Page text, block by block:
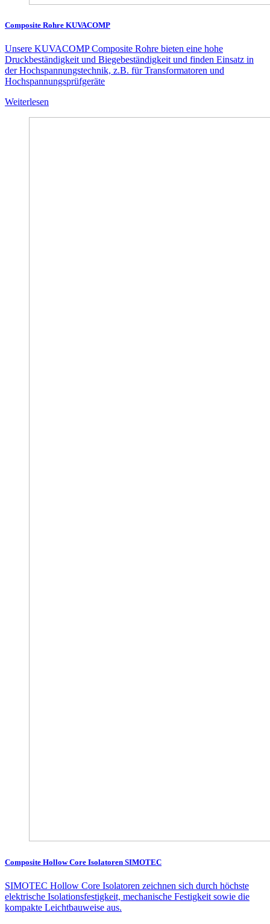
Composite Rohre KUVACOMP
Unsere KUVACOMP Composite Rohre bieten eine hohe
Druckbeständigkeit und Biegebeständigkeit und finden Einsatz in
der Hochspannungstechnik, z.B. für Transformatoren und
Hochspannungsprüfgeräte
Weiterlesen
Composite Hollow Core Isolatoren SIMOTEC
SIMOTEC Hollow Core Isolatoren zeichnen sich durch höchste
elektrische Isolationsfestigkeit, mechanische Festigkeit sowie die
kompakte Leichtbauweise aus.